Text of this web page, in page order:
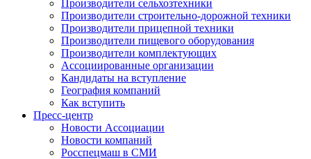
Производители сельхозтехники
Производители строительно-дорожной техники
Производители прицепной техники
Производители пищевого оборудования
Производители комплектующих
Ассоциированные организации
Кандидаты на вступление
География компаний
Как вступить
Пресс-центр
Новости Ассоциации
Новости компаний
Росспецмаш в СМИ